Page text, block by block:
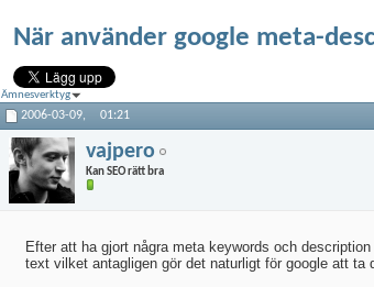
När använder google meta-
Ämnesverktyg
2006-03-09, 01:21
vajpero
Kan SEO rätt bra
Efter att ha gjort några meta keywords och
text vilket antagligen gör det naturligt för google att ta